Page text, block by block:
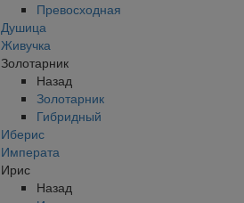
Превосходная
Душица
Живучка
Золотарник
Назад
Золотарник
Гибридный
Иберис
Императа
Ирис
Назад